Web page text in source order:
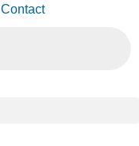
Contact